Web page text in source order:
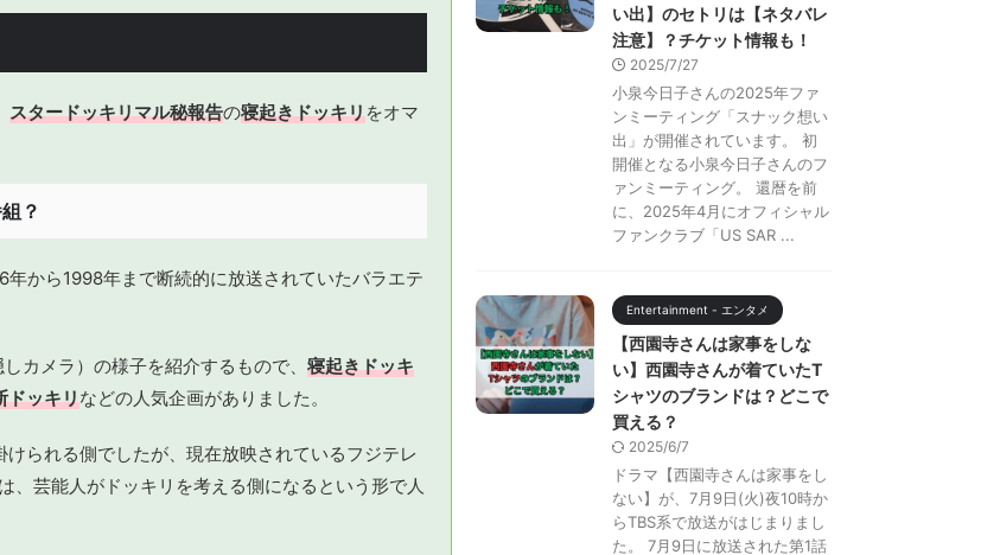
スタードッキリマル秘報告の寝起きドッキリをオマ
？
年から1998年まで断続的に放送されていたバラエテ
カメラ）の様子を紹介するもので、 寝起きドッキ
ドッキリなどの人気企画がありました。
られる側でしたが、現在放映されているフジテレ
、芸能人がドッキリを考える側になるという形で人
い出】のセトリは【ネタバレ
注意】？チケット情報も！
2025/7/27
小泉今日子さんの2025年ファ
ンミーティング「スナック想い
出」が開催されています。 初
開催となる小泉今日子さんのフ
ァンミーティング。 還暦を前
に、2025年4月にオフィシャル
ファンクラブ「US SAR ...
Entertainment - エンタメ
【西園寺さんは家事をしな
い】西園寺さんが着ていたT
シャツのブランドは？どこで
買える？
2025/6/7
ドラマ【西園寺さんは家事をし
ない】が、7月9日(火)夜10時か
らTBS系で放送がはじまりまし
た。 7月9日に放送された第1話